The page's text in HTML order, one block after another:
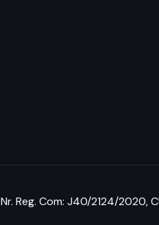
Nr. Reg. Com: J40/2124/2020,